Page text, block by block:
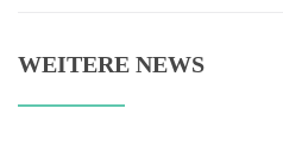
WEITERE NEWS